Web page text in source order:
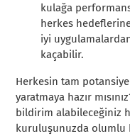
kulağa
herkes
iyi
kaçabilir.
Herkesin tam
yaratmaya hazır
bildirim alabileceğiniz
kuruluşunuzda olumlu